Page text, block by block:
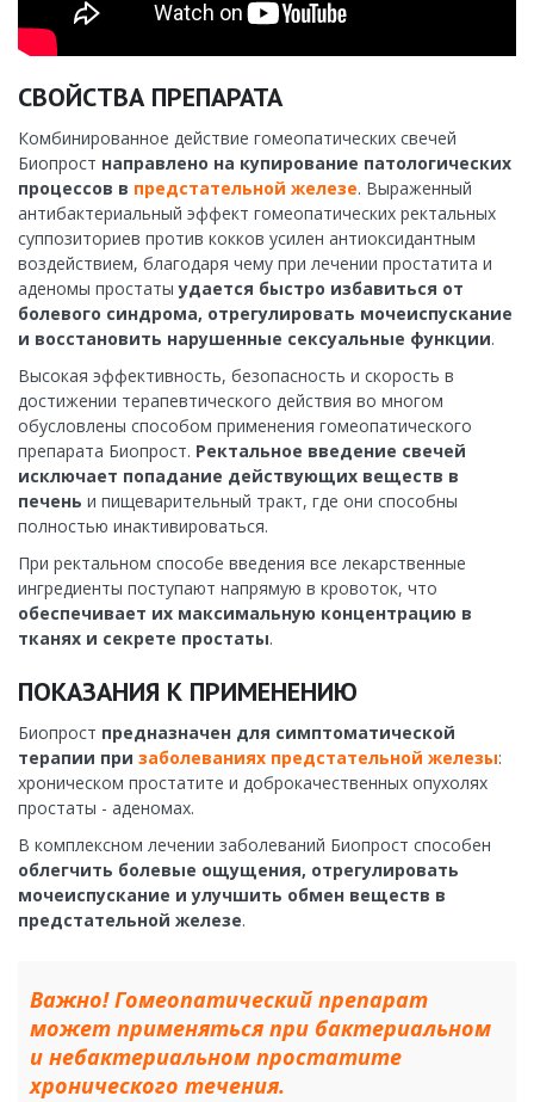
СВОЙСТВА ПРЕПАРАТА
Комбинированное действие гомеопатических свечей
Биопрост направлено на купирование патологических
процессов в предстательной железе. Выраженный
антибактериальный эффект гомеопатических ректальных
суппозиториев против кокков усилен антиоксидантным
воздействием, благодаря чему при лечении простатита и
аденомы простатыудается быстро избавиться от
болевого синдрома, отрегулировать мочеиспускание
и восстановить нарушенные сексуальные функции.
Высокая эффективность, безопасность и скорость в
достижении терапевтического действия во многом
обусловлены способом применения гомеопатического
препарата Биопрост. Ректальное введение свечей
исключает попадание действующих веществ в
печень и пищеварительный тракт, где они способны
полностью инактивироваться.
При ректальном способе введения все лекарственные
ингредиенты поступают напрямую в кровоток, что
обеспечивает их максимальную концентрацию в
тканях и секрете простаты.
ПОКАЗАНИЯ К ПРИМЕНЕНИЮ
Биопрост предназначен для симптоматической
терапии при заболеваниях предстательной железы:
хроническом простатите и доброкачественных опухолях
простаты - аденомах.
В комплексном лечении заболеваний Биопрост способен
облегчить болевые ощущения, отрегулировать
мочеиспускание и улучшить обмен веществ в
предстательной железе.
Важно! Гомеопатический препарат
может применяться при бактериальном
и небактериальном простатите
хронического течения.